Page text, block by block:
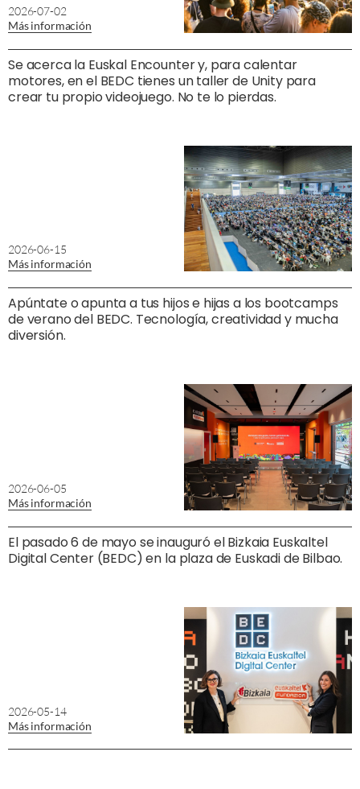
2026-07-02
Más información
Se acerca la Euskal Encounter y, para calentar
motores, en el BEDC tienes un taller de Unity para
crear tu propio videojuego. No te lo pierdas.
2026-06-15
Más información
Apúntate o apunta a tus hijos e hijas a los bootcamps
de verano del BEDC. Tecnología, creatividad y mucha
diversión.
2026-06-05
Más información
El pasado 6 de mayo se inauguró el Bizkaia Euskaltel
Digital Center (BEDC) en la plaza de Euskadi de Bilbao.
2026-05-14
Más información